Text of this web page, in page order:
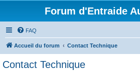
Forum d'Entraide
FAQ
Accueil du forum Contact Technique
Contact Technique